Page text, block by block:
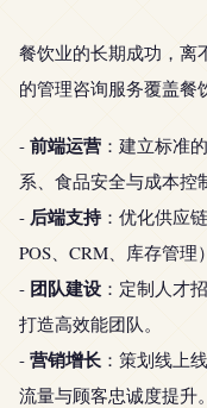
餐饮业的长期成功，离
的管理咨询服务覆盖餐
- 前端运营 ：建立标准
系、食品安全与成本控
- 后端支持：优化供应
POS、CRM、库存管理
- 团队建设 ：定制人才
打造高效能团队。
- 营销增长 ：策划线上
流量与顾客忠诚度提升。